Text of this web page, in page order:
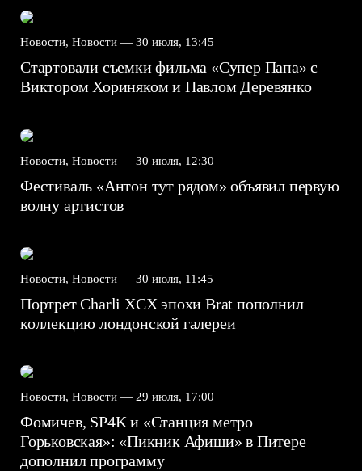
Новости, Новости — 30 июля, 13:45
Стартовали съемки фильма «Супер Папа» с
Виктором Хориняком и Павлом Деревянко
Новости, Новости — 30 июля, 12:30
Фестиваль «Антон тут рядом» объявил первую
волну артистов
Новости, Новости — 30 июля, 11:45
Портрет Charli XCX эпохи Brat пополнил
коллекцию лондонской галереи
Новости, Новости — 29 июля, 17:00
Фомичев, SP4K и «Станция метро
Горьковская»: «Пикник Афиши» в Питере
дополнил программу